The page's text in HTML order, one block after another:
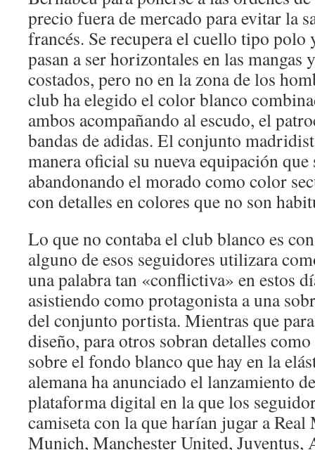
precio fuera de mercado para evitar la
francés. Se recupera el cuello tipo polo
pasan a ser horizontales en las mangas
costados, pero no en la zona de los
club ha elegido el color blanco
ambos acompañando al escudo, el
bandas de adidas. El conjunto
manera oficial su nueva equipación
abandonando el morado como color
con detalles en colores que no son
Lo que no contaba el club blanco es
alguno de esos seguidores utilizara
una palabra tan «conflictiva» en estos
asistiendo como protagonista a una
del conjunto portista. Mientras que
diseño, para otros sobran detalles
sobre el fondo blanco que hay en la
alemana ha anunciado el lanzamiento
plataforma digital en la que los
camiseta con la que harían jugar a
Munich, Manchester United,